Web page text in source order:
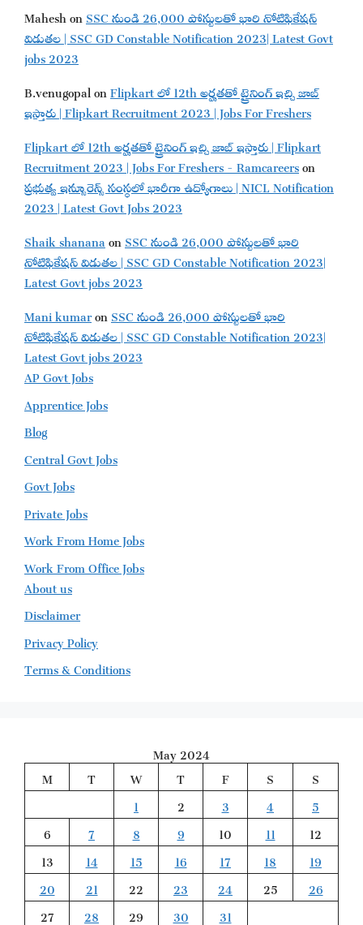
MaheshonSSC నుండి 26,000 పోస్టులతో భారి నోటిఫికేషన్
విడుతల | SSC GD Constable Notification 2023| Latest Govt
jobs 2023
B.venugopalonFlipkart లో 12th అర్హతతో ట్రైనింగ్ ఇచ్చి జాబ్
ఇస్తారు | Flipkart Recruitment 2023 | Jobs For Freshers
Flipkart లో 12th అర్హతతో ట్రైనింగ్ ఇచ్చి జాబ్ ఇస్తారు | Flipkart
Recruitment 2023 | Jobs For Freshers - Ramcareerson
ప్రభుత్వ ఇన్సూరెన్స్ సంస్థలో భారీగా ఉద్యోగాలు | NICL Notification
2023 | Latest Govt Jobs 2023
Shaik shananaonSSC నుండి 26,000 పోస్టులతో భారి
నోటిఫికేషన్ విడుతల | SSC GD Constable Notification 2023|
Latest Govt jobs 2023
Mani kumaronSSC నుండి 26,000 పోస్టులతో భారి
నోటిఫికేషన్ విడుతల | SSC GD Constable Notification 2023|
Latest Govt jobs 2023
AP Govt Jobs
Apprentice Jobs
Blog
Central Govt Jobs
Govt Jobs
Private Jobs
Work From Home Jobs
Work From Office Jobs
About us
Disclaimer
Privacy Policy
Terms & Conditions
May 2024
M
T W T F S
S
1
2 3 4
5
6
7 8 9 10 11
12
13
14 15 16 17 18
19
20
21 22 23 24 25
26
27
28 29 30 31